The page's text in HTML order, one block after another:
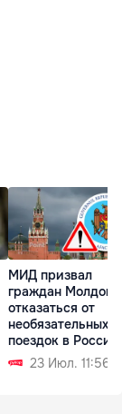
МИД призвал
граждан Молдовы
отказаться от
необязательных
поездок в Россию
23 Июл. 11:56